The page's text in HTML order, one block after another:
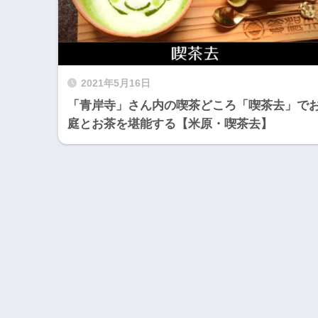
2021年5月16日
「青岸寺」さん内の喫茶どころ「喫茶去」で
庭とお茶を堪能する【米原・喫茶去】